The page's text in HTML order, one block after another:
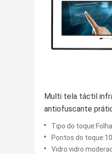
Multi tela táctil
antiofuscante
prova do tela táctil
pontos
Tipo do toque:Folha de
Pontos do
Vidro:vidro